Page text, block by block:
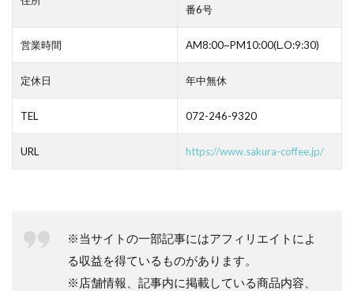
番6号
営業時間 AM8:00~PM10:00(L.O:9:30)
定休日 年中無休
TEL 072-246-9320
URL https://www.sakura-coffee.jp/
※当サイトの一部記事にはアフィリエイトによ
る収益を得ているものがあります。
※店舗情報、記事内に掲載している商品内容、